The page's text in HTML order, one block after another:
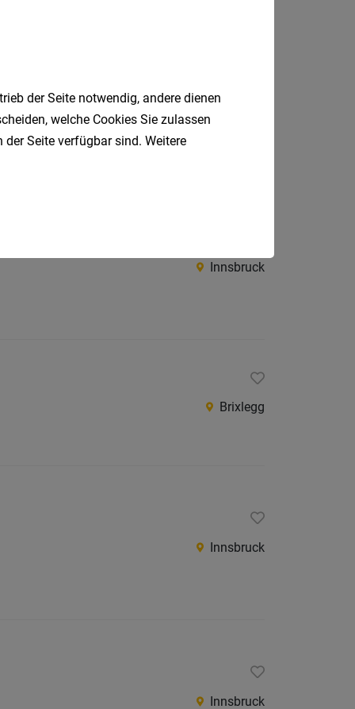
Innsbruck
Brixlegg
Innsbruck
Innsbruck
der Seite notwendig, andere dienen
welche Cookies Sie zulassen
Seite verfügbar sind. Weitere